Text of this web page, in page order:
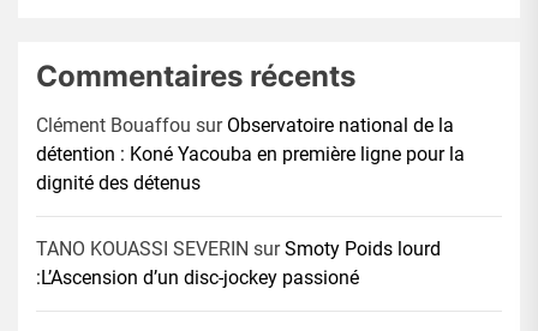
Commentaires récents
Clément Bouaffou sur Observatoire national de la
détention : Koné Yacouba en première ligne pour la
dignité des détenus
TANO KOUASSI SEVERIN surSmoty Poids lourd
:L’Ascension d’un disc-jockey passioné